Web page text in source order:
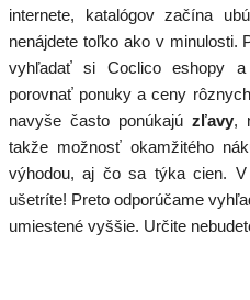
internete, katalógov začína
nenájdete toľko ako v minulosti.
vyhľadať si Coclico eshopy
porovnať ponuky a ceny
navyše často ponúkajú zľavy,
takže možnosť okamžitého
výhodou, aj čo sa týka cien. V
ušetríte! Preto odporúčame
umiestené vyššie. Určite